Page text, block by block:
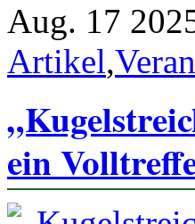
Aug. 17
Artikel,
ein